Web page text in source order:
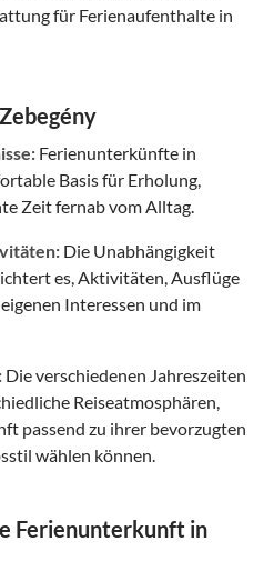
für Ferienaufenthalte in
Ferienunterkünfte in
Basis für Erholung,
Zeit fernab vom Alltag.
Die Unabhängigkeit
es, Aktivitäten, Ausflüge
Interessen und im
Die verschiedenen Jahreszeiten
Reiseatmosphären,
passend zu ihrer bevorzugten
wählen können.
Ferienunterkunft in